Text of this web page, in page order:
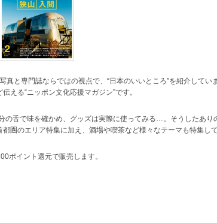
と専門誌ならではの視点で、“日本のいいところ”を紹介してい
える“ニッポン文化応援マガジン”です。
舌で味を確かめ、グッズは実際に使ってみる…。そうしたあり
圏のエリア特集に加え、酒場や喫茶など様々なテーマも特集して
ポイント還元で販売します。